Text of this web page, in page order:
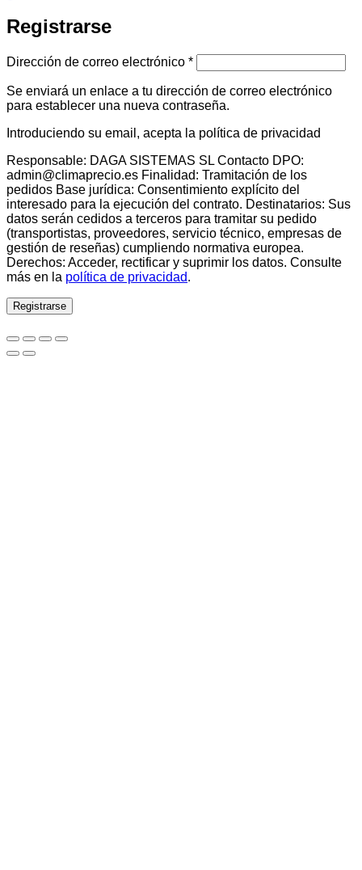
Registrarse
Dirección de correo electrónico *Obligatorio
Se enviará un enlace a tu dirección de correo electrónico
para establecer una nueva contraseña.
Introduciendo su email, acepta la política de privacidad
Responsable: DAGA SISTEMAS SL Contacto DPO:
admin@climaprecio.es Finalidad: Tramitación de los
pedidos Base jurídica: Consentimiento explícito del
interesado para la ejecución del contrato. Destinatarios: Sus
datos serán cedidos a terceros para tramitar su pedido
(transportistas, proveedores, servicio técnico, empresas de
gestión de reseñas) cumpliendo normativa europea.
Derechos: Acceder, rectificar y suprimir los datos. Consulte
más en la política de privacidad.
Registrarse